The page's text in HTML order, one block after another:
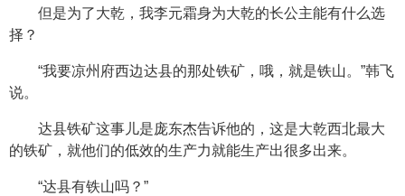
但是为了大乾，我李元霜身为大乾的长公主能有什么选
择？
“我要凉州府西边达县的那处铁矿，哦，就是铁山。”韩飞
说。
达县铁矿这事儿是庞东杰告诉他的，这是大乾西北最大
的铁矿，就他们的低效的生产力就能生产出很多出来。
“达县有铁山吗？”